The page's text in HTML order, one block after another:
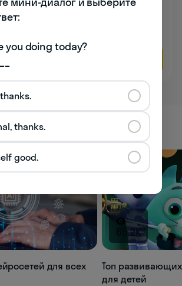
на обработку
для всех
66.2K
Топ
для детей
thanks.
good.